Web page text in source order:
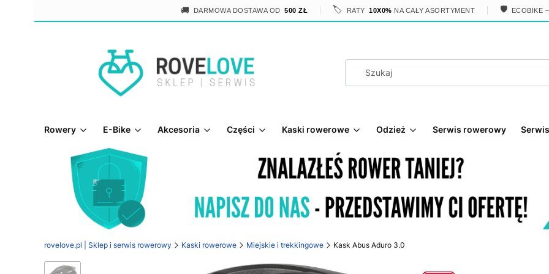
🚚 DARMOWA DOSTAWA OD 500 ZŁ 🏷️ RATY 10X0% NA CAŁY ASORTYMENT 🛡️ ECOBIKE –
Rowery E-Bike Akcesoria Części Kaski rowerowe Odzież Serwis rowerowy
rovelove.pl | Sklep i serwis rowerowy Kaski rowerowe Miejskie i trekkingowe Kask Abus Aduro 3.0